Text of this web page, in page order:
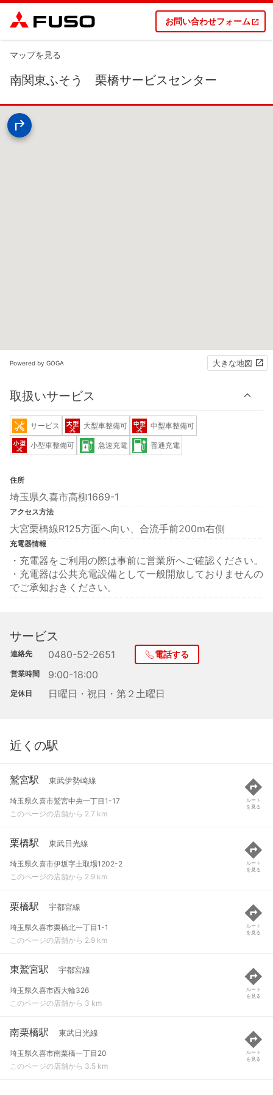
お問い合わせフォーム
マップを見る
南関東ふそう 栗橋サービスセンター
Powered by GOGA 大きな地図
取扱いサービス
サービス 大型車整備可 中型車整備可
小型車整備可 急速充電 普通充電
住所
埼玉県久喜市高柳1669-1
アクセス方法
大宮栗橋線R125方面へ向い、合流手前200m右側
充電器情報
・充電器をご利用の際は事前に営業所へご確認ください。
・充電器は公共充電設備として一般開放しておりませんの
でご承知おきください。
サービス
連絡先 0480-52-2651 電話する
営業時間 9:00-18:00
定休日 日曜日・祝日・第２土曜日
近くの駅
鷲宮駅 東武伊勢崎線
埼玉県久喜市鷲宮中央一丁目1-17
このページの店舗から 2.7 km
ルート
を見る
栗橋駅 東武日光線
埼玉県久喜市伊坂字土取場1202-2
このページの店舗から 2.9 km
ルート
を見る
栗橋駅 宇都宮線
埼玉県久喜市栗橋北一丁目1-1
このページの店舗から 2.9 km
ルート
を見る
東鷲宮駅 宇都宮線
埼玉県久喜市西大輪326
このページの店舗から 3 km
ルート
を見る
南栗橋駅 東武日光線
埼玉県久喜市南栗橋一丁目20
このページの店舗から 3.5 km
ルート
を見る